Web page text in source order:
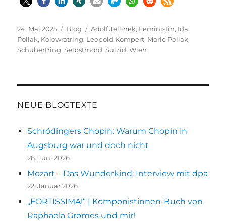
Veröffentlicht
am
24. Mai 2025 Kategorien
Blog Schlagwörter
Adolf Jellinek, Feministin, Ida
Pollak, Kolowratring, Leopold Kompert, Marie Pollak,
Schubertring,Selbstmord,Suizid,Wien
NEUE BLOGTEXTE
Schrödingers Chopin: Warum Chopin in
Augsburg war und doch nicht
28. Juni 2026
Mozart – Das Wunderkind: Interview mit dpa
22. Januar 2026
„FORTISSIMA!“ | Komponistinnen-Buch von
Raphaela Gromes und mir!